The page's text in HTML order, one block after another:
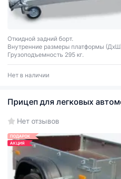
Откидной задний борт.
Внутренние размеры платформы
Грузоподъемность 295 кг.
Нет в наличии
Прицеп для легковых
Нет отзывов
ПОДАРОК
АКЦИЯ